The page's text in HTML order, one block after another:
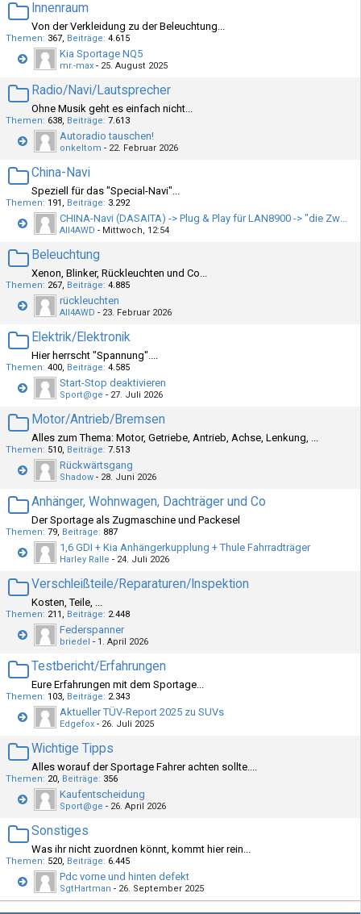
Innenraum
Von der Verkleidung zu der Beleuchtung...
Themen 367 Beiträge 4.615
Kia Sportage NQ5
mr.-max - 25. August 2025
Radio/Navi/Lautsprecher
Ohne Musik geht es einfach nicht...
Themen 638 Beiträge 7.613
Autoradio tauschen!
onkeltom - 22. Februar 2026
China-Navi
Speziell für das "Special-Navi"...
Themen 191 Beiträge 3.292
CHINA-Navi (DASAITA) -> Plug & Play für LAN8900 -> "die Zweite"
All4AWD - Mittwoch, 12:54
Beleuchtung
Xenon, Blinker, Rückleuchten und Co...
Themen 267 Beiträge 4.885
rückleuchten
All4AWD - 23. Februar 2026
Elektrik/Elektronik
Hier herrscht "Spannung"....
Themen 400 Beiträge 4.585
Start-Stop deaktivieren
Sport@ge - 27. Juli 2026
Motor/Antrieb/Bremsen
Alles zum Thema: Motor, Getriebe, Antrieb, Achse, Lenkung, ...
Themen 510 Beiträge 7.513
Rückwärtsgang
Shadow - 28. Juni 2026
Anhänger, Wohnwagen, Dachträger und Co
Der Sportage als Zugmaschine und Packesel
Themen 79 Beiträge 887
1,6 GDI + Kia Anhängerkupplung + Thule Fahrradträger
Harley Ralle - 24. Juli 2026
Verschleißteile/Reparaturen/Inspektion
Kosten, Teile, ...
Themen 211 Beiträge 2.448
Federspanner
briedel - 1. April 2026
Testbericht/Erfahrungen
Eure Erfahrungen mit dem Sportage...
Themen 103 Beiträge 2.343
Aktueller TÜV-Report 2025 zu SUVs
Edgefox - 26. Juli 2025
Wichtige Tipps
Alles worauf der Sportage Fahrer achten sollte....
Themen 20 Beiträge 356
Kaufentscheidung
Sport@ge - 26. April 2026
Sonstiges
Was ihr nicht zuordnen könnt, kommt hier rein...
Themen 520 Beiträge 6.445
Pdc vorne und hinten defekt
SgtHartman - 26. September 2025